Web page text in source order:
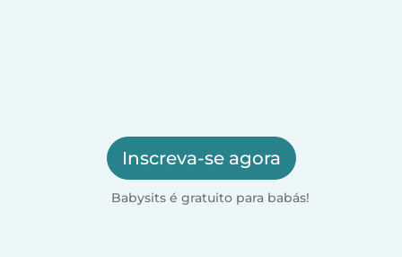
Inscreva-se agora
Babysits é gratuito para babás!